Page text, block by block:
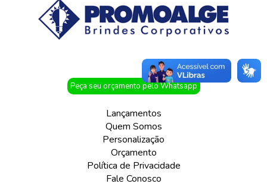
Peça seu orçamento pelo Whatsapp
Lançamentos
Quem Somos
Personalização
Orçamento
Política de Privacidade
Fale Conosco